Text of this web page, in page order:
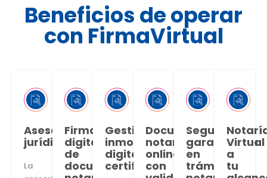
Beneficios de operar
con FirmaVirtual
Asesoría
jurídica
La
Firma
digital
de
documentos
Gestión
inmobiliaria
digital
certificada
Documentos
notariales
online
con
Seguridad
garantizada
en
trámites
Virtual
a
tu